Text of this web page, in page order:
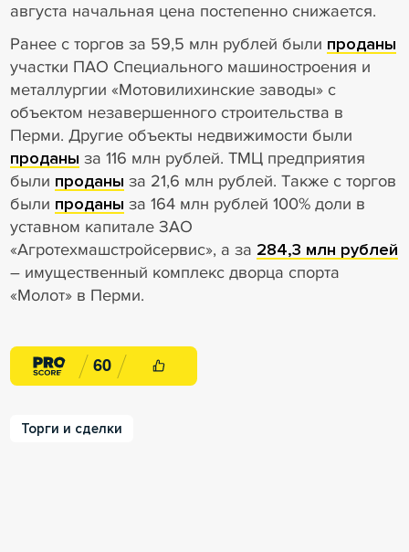
августа начальная цена постепенно снижается.
Ранее с торгов за 59,5 млн рублей были проданы
участки ПАО Специального машиностроения и
металлургии «Мотовилихинские заводы» с
объектом незавершенного строительства в
Перми. Другие объекты недвижимости были
проданы за 116 млн рублей. ТМЦ предприятия
были проданы за 21,6 млн рублей. Также с торгов
были проданы за 164 млн рублей 100% доли в
уставном капитале ЗАО
«Агротехмашстройсервис», а за 284,3 млн рублей
– имущественный комплекс дворца спорта
«Молот» в Перми.
60
Торги и сделки